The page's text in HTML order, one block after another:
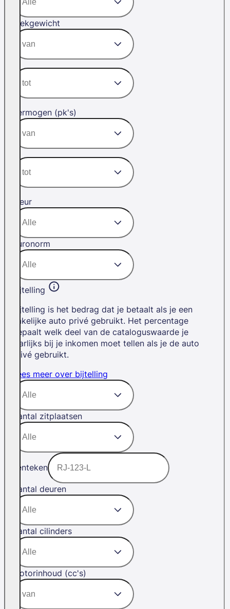
Trekgewicht
Vermogen (pk's)
Kleur
Euronorm
Bijtelling
Bijtelling is het bedrag dat je betaalt als je een
zakelijke auto privé gebruikt. Het percentage
bepaalt welk deel van de cataloguswaarde je
jaarlijks bij je inkomen moet tellen als je de auto
privé gebruikt.
Lees meer over bijtelling
Aantal zitplaatsen
Kenteken
Aantal deuren
Aantal cilinders
Motorinhoud (cc's)